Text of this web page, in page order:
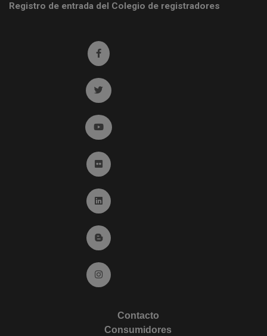
Registro de entrada del Colegio de registradores
Ir a facebook (abre en ventana nueva)
Ir a twitter (abre en ventana nueva)
Ir a YouTube (abre en ventana nueva)
Ir a Flickr (abre en ventana nueva)
Ir a Linkedin (abre en ventana nueva)
Ir al Blog (abre en ventana nueva)
Ir a Instagram (abre en ventana nueva)
Contacto
Consumidores